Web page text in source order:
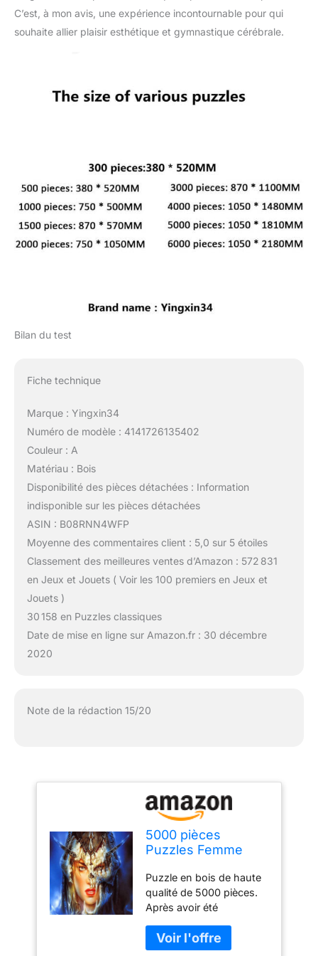
C’est, à mon avis, une expérience incontournable pour qui
souhaite allier plaisir esthétique et gymnastique cérébrale.
Bilan du test
Fiche technique
Marque : Yingxin34
Numéro de modèle : 4141726135402
Couleur : A
Matériau : Bois
Disponibilité des pièces détachées : Information
indisponible sur les pièces détachées
ASIN : B08RNN4WFP
Moyenne des commentaires client : 5,0 sur 5 étoiles
Classement des meilleures ventes d’Amazon : 572 831
en Jeux et Jouets ( Voir les 100 premiers en Jeux et
Jouets )
30 158 en Puzzles classiques
Date de mise en ligne sur Amazon.fr : 30 décembre
2020
Note de la rédaction 15/20
5000 pièces
Puzzles Femme
Apprentissage
Cognition Jouets
Adultes Casse-tête
Jeux En Bois
Intelligence Jigsaw
Puzzle en bois de haute
qualité de 5000 pièces.
Après avoir été
72 x 42 pouces (181 x
105 cm) Les jeux puzzle